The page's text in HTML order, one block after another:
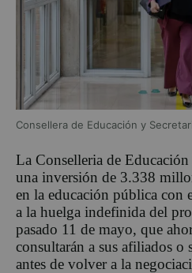
Consellera de Educación y
La Conselleria de
una inversión de 3.338
en la educación pública con
a la huelga indefinida del
pasado 11 de mayo, que
consultarán a sus afiliados o
antes de volver a la